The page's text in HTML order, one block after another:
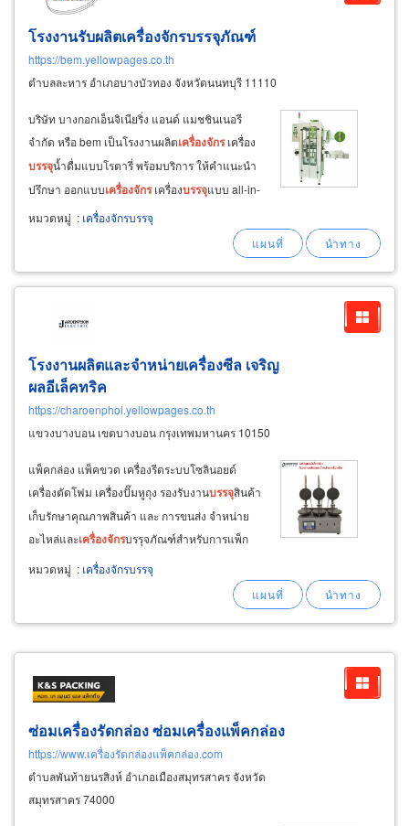
โรงงานรับผลิตเครื่องจักรบรรจุภัณฑ์
https://bem.yellowpages.co.th
ตำบลละหาร อำเภอบางบัวทอง จังหวัดนนทบุรี 11110
บริษัท บางกอกเอ็นจิเนียริ่ง แอนด์ แมชชินเนอรี
จำกัด หรือ bem เป็นโรงงานผลิตเครื่องจักรเครื่อง
บรรจุน้ำดื่มแบบโรตารี่ พร้อมบริการ ให้คำแนะนำ
ปรึกษา ออกแบบเครื่องจักรเครื่องบรรจุแบบ all-in-
one สร้างระบบสายพานการผลิตอัตโนมัติ
ความเร็วสูง และ ระบบสายการผลิต กึ่งอัตโนมัติ
ของเหลวลง ภาชนะ ขวด กระปุก
หมวดหมู่ : เครื่องจักรบรรจุ
โรงงานผลิตและจำหน่ายเครื่องซีล เจริญ
ผลอีเล็คทริค
https://charoenphol.yellowpages.co.th
แขวงบางบอน เขตบางบอน กรุงเทพมหานคร 10150
แพ็คกล่อง แพ็คขวด เครื่องรีดระบบโซลินอยด์
เครื่องตัดโฟม เครื่องปั๊มหูถุง รองรับงานบรรจุสินค้า
เก็บรักษาคุณภาพสินค้า และ การขนส่ง จำหน่าย
อะไหล่และเครื่องจักรบรรุจภัณฑ์สำหรับการแพ็ก
สินค้า เจริญผลอีเล็คทริค มี
ตอบสนองการใช้งานหลากหลายรูปแบบ พร้อม
หมวดหมู่ : เครื่องจักรบรรจุ
ซ่อมเครื่องรัดกล่อง ซ่อมเครื่องแพ็คกล่อง
https://www.เครื่องรัดกล่องแพ็คกล่อง.com
ตำบลพันท้ายนรสิงห์ อำเภอเมืองสมุทรสาคร จังหวัด
สมุทรสาคร 74000